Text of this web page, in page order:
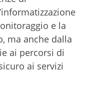
e la
ma anche dalla
ai percorsi di
ai servizi